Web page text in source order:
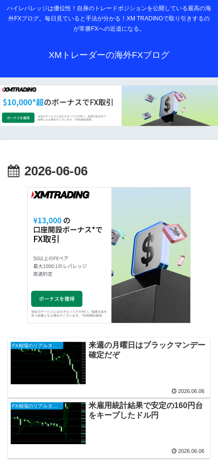
ハイレバレッジは優位性！自身のトレードポジションを公開している最高の海
外FXブログ。毎日見ていると手法が分かる！XM TRADINGで取り引きするの
が常勝FXへの近道になる。
XMトレーダーの海外FXブログ
2026-06-06
FX相場のリアルタイム情報2026
来週の月曜日はブラックマンデー
確定だぞ
2026.06.06
米雇用統計結果で安定の160円台
をキープしたドル円
2026.06.06